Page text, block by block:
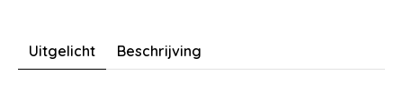
Uitgelicht Beschrijving